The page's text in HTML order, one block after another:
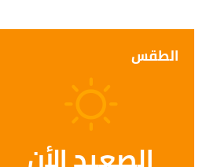
الطقس